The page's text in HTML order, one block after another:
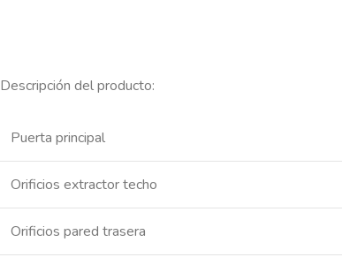
Descripción del producto:
Puerta principal
Orificios extractor techo
Orificios pared trasera